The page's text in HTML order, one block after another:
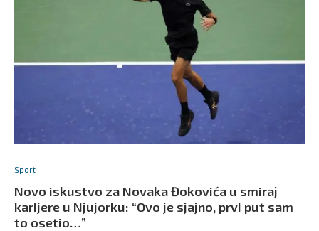
Sport
Novo iskustvo za Novaka Đokovića u smiraj
karijere u Njujorku: “Ovo je sjajno, prvi put sam
to osetio…”